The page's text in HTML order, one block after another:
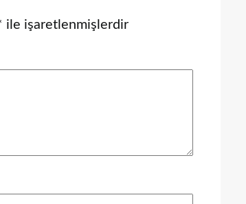
ile işaretlenmişlerdir